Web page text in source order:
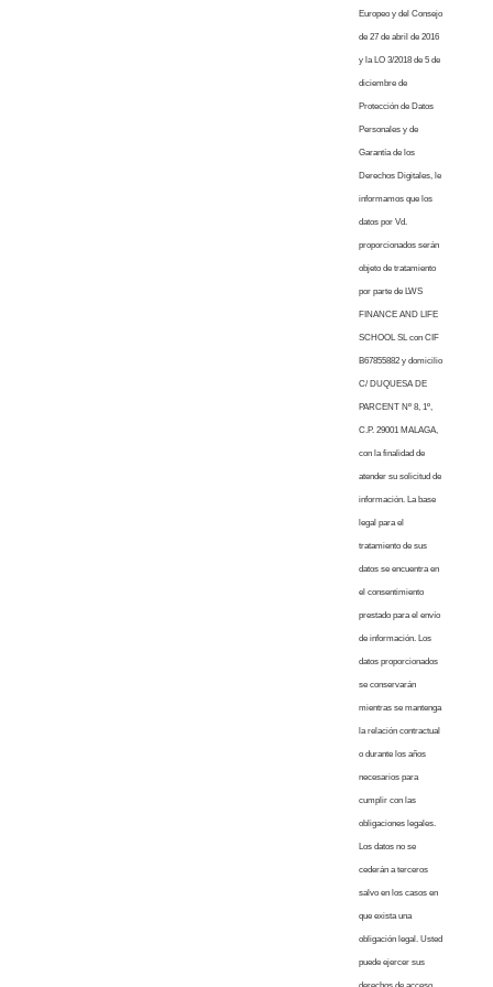
Europeo y del Consejo
de 27 de abril de 2016
y la LO 3/2018 de 5 de
diciembre de
Protección de Datos
Personales y de
Garantía de los
Derechos Digitales, le
informamos que los
datos por Vd.
proporcionados serán
objeto de tratamiento
por parte de LWS
FINANCE AND LIFE
SCHOOL SL con CIF
B67855882 y domicilio
C/ DUQUESA DE
PARCENT Nº 8, 1º,
C.P. 29001 MALAGA,
con la finalidad de
atender su solicitud de
información. La base
legal para el
tratamiento de sus
datos se encuentra en
el consentimiento
prestado para el envío
de información. Los
datos proporcionados
se conservarán
mientras se mantenga
la relación contractual
o durante los años
necesarios para
cumplir con las
obligaciones legales.
Los datos no se
cederán a terceros
salvo en los casos en
que exista una
obligación legal. Usted
puede ejercer sus